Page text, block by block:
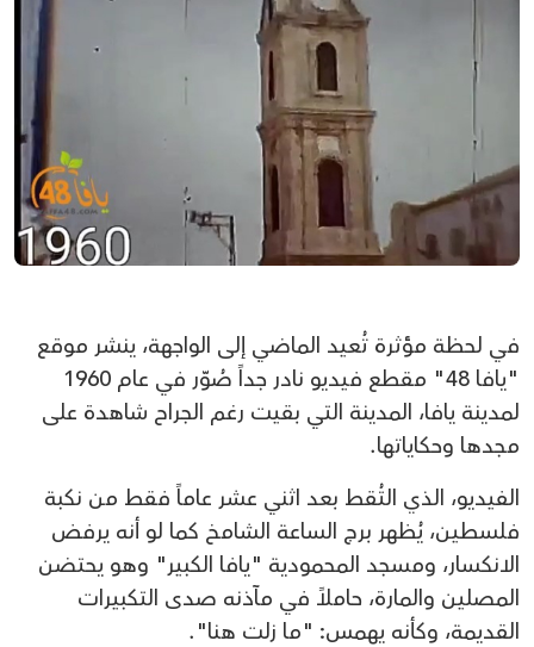
في لحظة مؤثرة تُعيد الماضي إلى الواجهة، ينشر موقع
"يافا 48" مقطع فيديو نادر جداً صُوّر في عام 1960
لمدينة يافا، المدينة التي بقيت رغم الجراح شاهدة على
مجدها وحكاياتها.
الفيديو، الذي التُقط بعد اثني عشر عاماً فقط من نكبة
فلسطين، يُظهر برج الساعة الشامخ كما لو أنه يرفض
الانكسار، ومسجد المحمودية "يافا الكبير" وهو يحتضن
المصلين والمارة، حاملاً في مآذنه صدى التكبيرات
القديمة، وكأنه يهمس: "ما زلت هنا".